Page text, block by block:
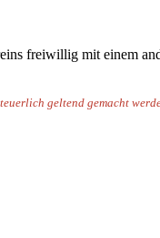
freiwillig mit einem
geltend gemacht